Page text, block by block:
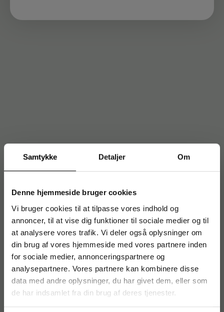
Samtykke Detaljer Om
Denne hjemmeside bruger cookies
Vi bruger cookies til at tilpasse vores indhold og
annoncer, til at vise dig funktioner til sociale medier og til
at analysere vores trafik. Vi deler også oplysninger om
din brug af vores hjemmeside med vores partnere inden
for sociale medier, annonceringspartnere og
analysepartnere. Vores partnere kan kombinere disse
data med andre oplysninger, du har givet dem, eller som
de har indsamlet fra din brug af deres tjenester.